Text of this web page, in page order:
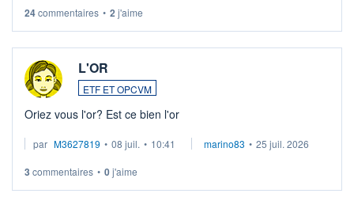
24commentaires • 2 j'aime
L'OR
ETF ET OPCVM
Oriez vous l'or? Est ce bien l'or
par M3627819 • 08 juil. • 10:41 marino83 • 25 juil. 2026
3 commentaires • 0j'aime